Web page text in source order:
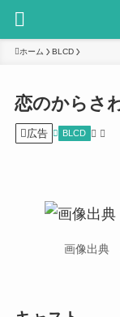
ホーム BLCD
恋のからさ
広告 BLCD
画像出典